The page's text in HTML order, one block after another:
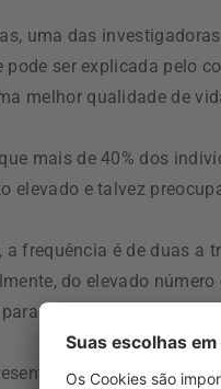
uma das
ser explicada pelo
melhor qualidade de
mais de 40% dos
elevado e talvez
frequência é de duas a
do elevado
com o género
maiores níveis de